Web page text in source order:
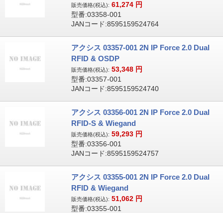
販売価格(税込): 61,274 円
型番:03358-001
JANコード:8595159524764
アクシス 03357-001 2N IP Force 2.0 Dual
RFID & OSDP
販売価格(税込): 53,348 円
型番:03357-001
JANコード:8595159524740
アクシス 03356-001 2N IP Force 2.0 Dual
RFID-S & Wiegand
販売価格(税込): 59,293 円
型番:03356-001
JANコード:8595159524757
アクシス 03355-001 2N IP Force 2.0 Dual
RFID & Wiegand
販売価格(税込): 51,062 円
型番:03355-001